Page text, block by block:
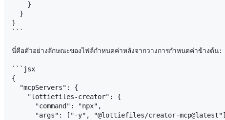
    }
  }
}
```
นี่คือตัวอย่างลักษณะของไฟล์กำหนดค่าหลังจากวางการกำหนดค่าข้างต้น:
```jsx
{
  "mcpServers": {
    "lottiefiles-creator": {
      "command": "npx",
      "args": ["-y", "@lottiefiles/creator-mcp@latest"]